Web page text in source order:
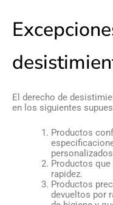
El derecho de
en los siguientes
Productos
Productos
rapidez.
Productos
devueltos por